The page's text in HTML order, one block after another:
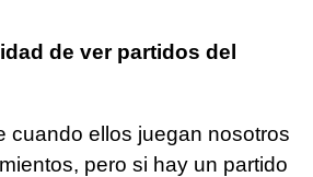
de ver partidos del
cuando ellos juegan nosotros
pero si hay un partido